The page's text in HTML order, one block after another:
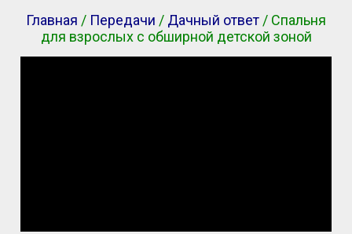
Главная / Передачи / Дачный ответ / Спальня
для взрослых с обширной детской зоной